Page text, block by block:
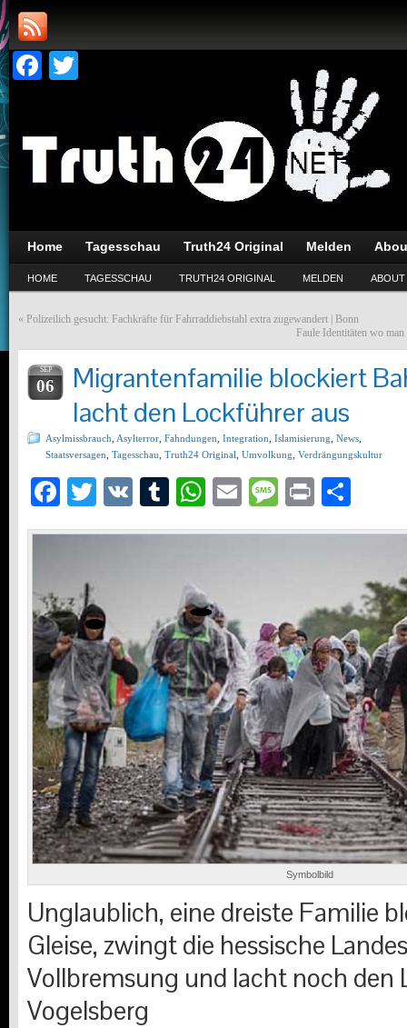
Facebook
Home Tagesschau Truth24 Original Melden
HOME TAGESSCHAU TRUTH24 ORIGINAL MELDEN ABOUT
« Polizeilich gesucht: Fachkräfte für Fahrraddiebstahl extra zugewandert | Bonn
Faule Identitäten wo
SEP
06
Migrantenfamilie blockiert
lacht den Lockführer aus
Asylmissbrauch Asylterror Fahndungen Integration Islamisierung News
Staatsversagen Tagesschau Truth24 Original Umvolkung Verdrängungskultur
Facebook
Twitter
VK Tumblr
WhatsApp
EmailMessage
Print
Symbolbild
Unglaublich, eine dreiste Familie
Gleise, zwingt die hessische
Vollbremsung und lacht noch den
Vogelsberg